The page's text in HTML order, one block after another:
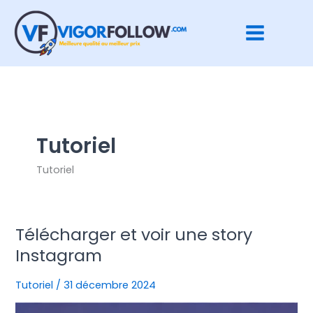
contenu
Tutoriel
Tutoriel
Télécharger et voir une story
Instagram
Tutoriel / 31 décembre 2024
Télécharger
et
voir
une